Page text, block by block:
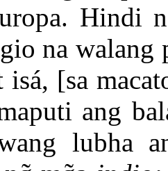
Hindi
na walang
isá, [sa
ang
lubha